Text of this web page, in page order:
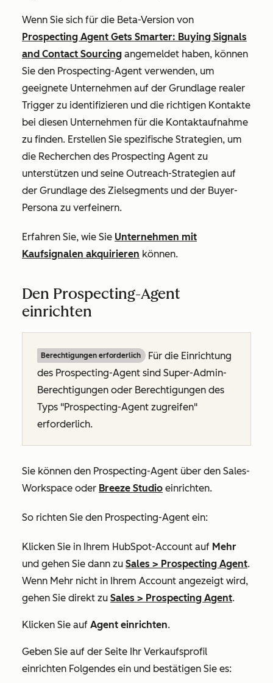
Wenn Sie sich für die Beta-Version von
Prospecting Agent Gets Smarter: Buying Signals
and Contact Sourcing angemeldet haben, können
Sie den Prospecting-Agent verwenden, um
geeignete Unternehmen auf der Grundlage realer
Trigger zu identifizieren und die richtigen Kontakte
bei diesen Unternehmen für die Kontaktaufnahme
zu finden. Erstellen Sie spezifische Strategien, um
die Recherchen des Prospecting Agent zu
unterstützen und seine Outreach-Strategien auf
der Grundlage des Zielsegments und der Buyer-
Persona zu verfeinern.
Erfahren Sie, wie Sie Unternehmen mit
Kaufsignalen akquirieren können.
Den Prospecting-Agent
einrichten
Berechtigungen erforderlich
Für die Einrichtung
des Prospecting-Agent sind Super-Admin-
Berechtigungen oder Berechtigungen des
Typs "Prospecting-Agent zugreifen"
erforderlich.
Sie können den Prospecting-Agent über den Sales-
Workspace oder Breeze Studio einrichten.
So richten Sie den Prospecting-Agent ein:
Klicken Sie in Ihrem HubSpot-Account auf Mehr
und gehen Sie dann zu Sales > Prospecting Agent.
Wenn Mehr nicht in Ihrem Account angezeigt wird,
gehen Sie direkt zu Sales > Prospecting Agent.
Klicken Sie auf Agent einrichten.
Geben Sie auf der Seite Ihr Verkaufsprofil
einrichten Folgendes ein und bestätigen Sie es: